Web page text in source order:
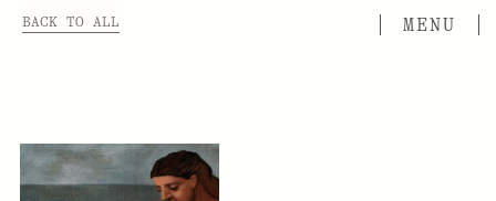
BACK TO ALL